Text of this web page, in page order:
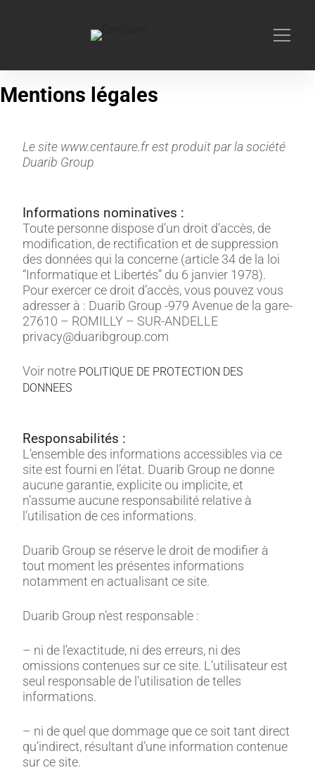
Mentions légales
Le site www.centaure.fr est produit par la société
Duarib Group
Informations nominatives :
Toute personne dispose d’un droit d’accès, de
modification, de rectification et de suppression
des données qui la concerne (article 34 de la loi
“Informatique et Libertés” du 6 janvier 1978).
Pour exercer ce droit d’accès, vous pouvez vous
adresser à : Duarib Group -979 Avenue de la gare-
27610 – ROMILLY – SUR-ANDELLE
privacy@duaribgroup.com
Voir notre POLITIQUE DE PROTECTION DES
DONNEES
Responsabilités :
L’ensemble des informations accessibles via ce
site est fourni en l’état. Duarib Group ne donne
aucune garantie, explicite ou implicite, et
n’assume aucune responsabilité relative à
l’utilisation de ces informations.
Duarib Group se réserve le droit de modifier à
tout moment les présentes informations
notamment en actualisant ce site.
Duarib Group n’est responsable :
– ni de l’exactitude, ni des erreurs, ni des
omissions contenues sur ce site. L’utilisateur est
seul responsable de l’utilisation de telles
informations.
– ni de quel que dommage que ce soit tant direct
qu’indirect, résultant d’une information contenue
sur ce site.